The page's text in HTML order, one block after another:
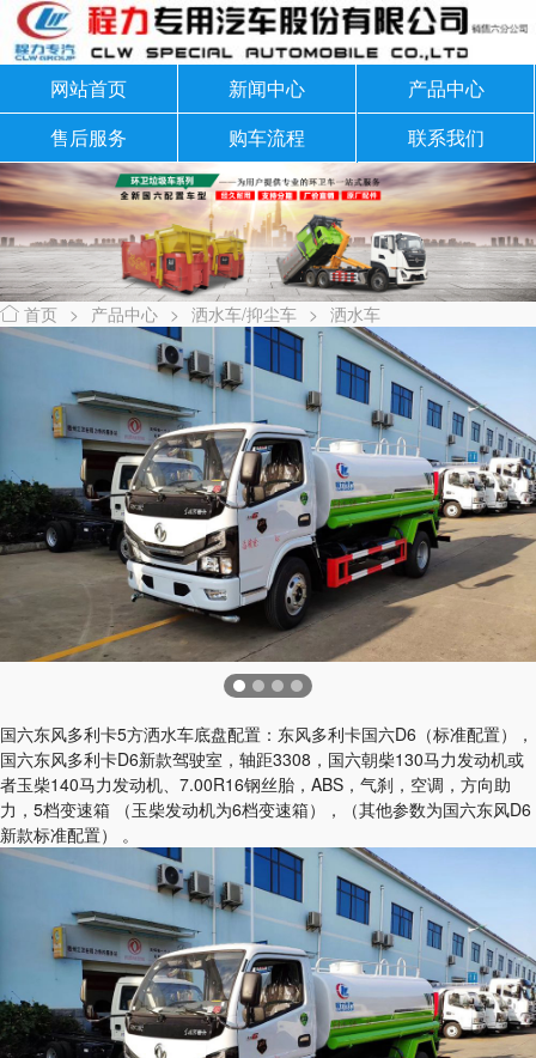
网站首页 新闻中心
产品中心
售后服务
购车流程 联系我们
 首页 > 产品中心 > 洒水车/抑尘车 > 洒水车
国六东风多利卡5方洒水车底盘配置：东风多利卡国六D6（标准配置），
国六东风多利卡D6新款驾驶室，轴距3308，国六朝柴130马力发动机或
者玉柴140马力发动机、7.00R16钢丝胎，ABS，气刹，空调，方向助
力，5档变速箱 （玉柴发动机为6档变速箱），（其他参数为国六东风D6
新款标准配置） 。